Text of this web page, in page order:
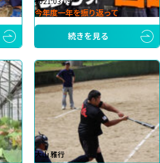
今年度一年を振り返って
続きを見る
大山 雅行